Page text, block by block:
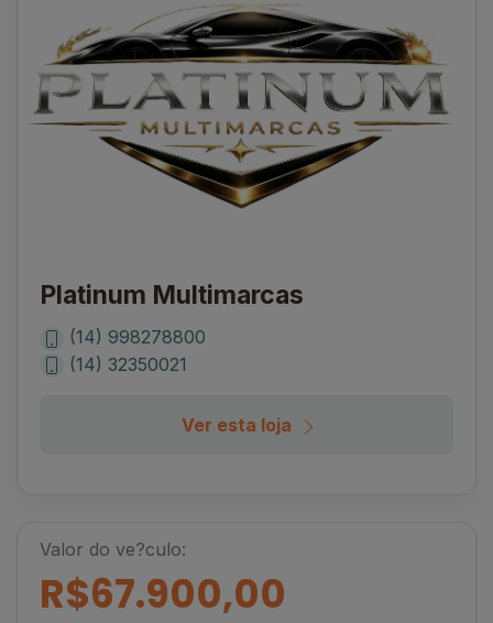
Platinum Multimarcas
(14) 998278800
(14) 32350021
Ver esta loja
Valor do ve?culo:
R$67.900,00